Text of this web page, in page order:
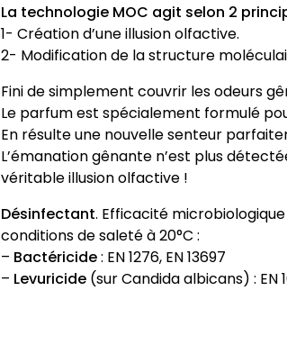
La technologie MOC agit selon 2
1- Création d’une illusion olfactive.
2- Modification de la structure
Fini de simplement couvrir les odeurs
Le parfum est spécialement formulé
En résulte une nouvelle senteur
L’émanation gênante n’est plus
véritable illusion olfactive !
Désinfectant. Efficacité microbiologique
conditions de saleté à 20°C :
– Bactéricide: EN 1276, EN 13697
– Levuricide (sur Candida albicans) : EN